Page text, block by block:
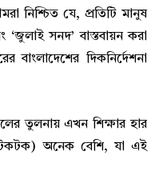
নিশ্চিত যে, প্রতিটি মানুষ
‘জুলাই সনদ’ বাস্তবায়ন করা
দিকনির্দেশনা
তুলনায় এখন শিক্ষার হার
অনেক বেশি, যা এই